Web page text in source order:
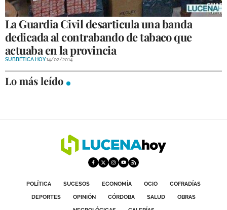
GALERÍAS
La Guardia Civil desarticula una banda
dedicada al contrabando de tabaco que
actuaba en la provincia
SUBBÉTICA HOY14/02/2014
Lo más leído
POLÍTICA SUCESOS ECONOMÍA OCIO
COFRADÍAS
DEPORTES
OPINIÓN CÓRDOBA SALUD
OBRAS